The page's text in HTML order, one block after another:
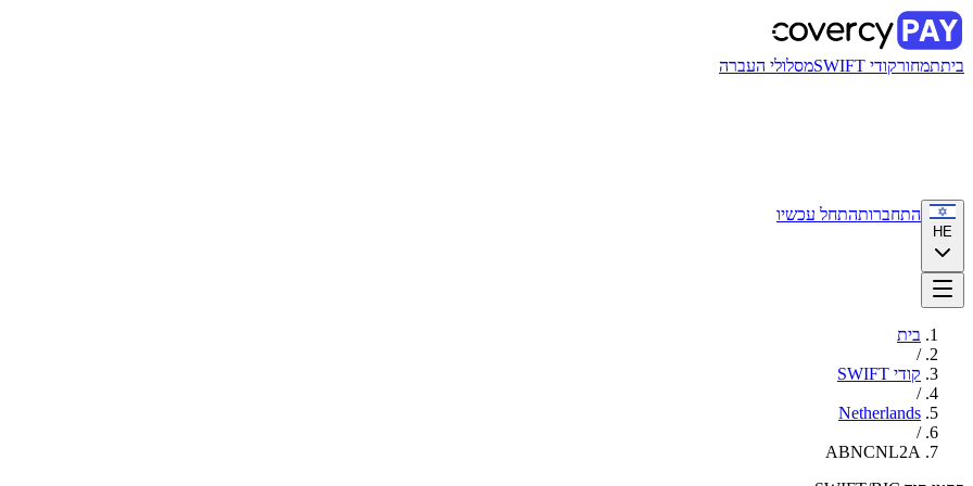
ביתתמחורקודי SWIFT מסלולי העברה
HE
התחברותהתחל עכשיו
בית
/
קודי SWIFT
/
Netherlands
/
ABNCNL2A